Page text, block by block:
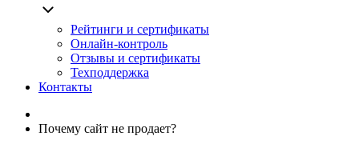
Рейтинги и сертификаты
Онлайн-контроль
Отзывы и сертификаты
Техподдержка
Контакты
Почему сайт не продает?